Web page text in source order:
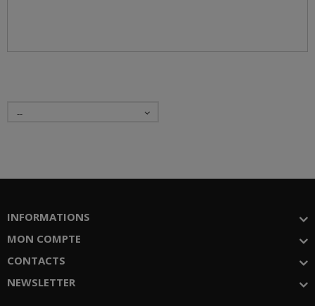
--
INFORMATIONS
MON COMPTE
CONTACTS
NEWSLETTER